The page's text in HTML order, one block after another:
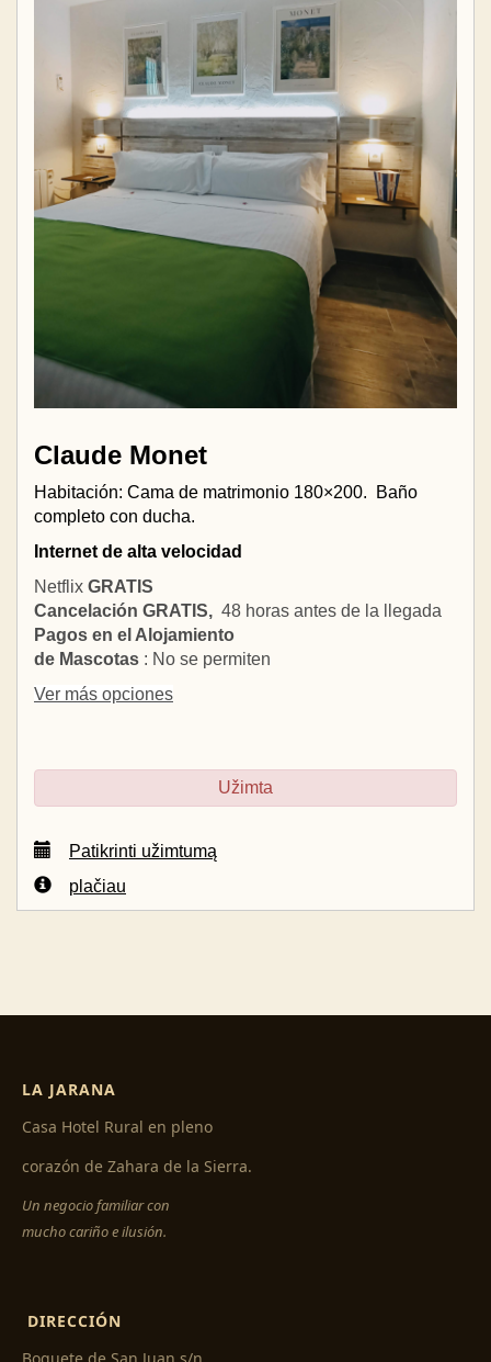
Claude Monet
Habitación: Cama de matrimonio 180×200.
Baño
completo con ducha.
Internet de alta velocidad
Netflix GRATIS
Cancelación GRATIS, 48 horas antes de la llegada
Pagos en el Alojamiento
de Mascotas : No se permiten
Ver más opciones
Užimta
Patikrinti užimtumą
plačiau
LA JARANA
Casa Hotel Rural en pleno
corazón de Zahara de la Sierra.
Un negocio familiar con
mucho cariño e ilusión.
DIRECCIÓN